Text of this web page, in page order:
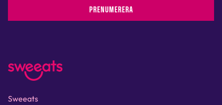
PRENUMERERA
Sweeats